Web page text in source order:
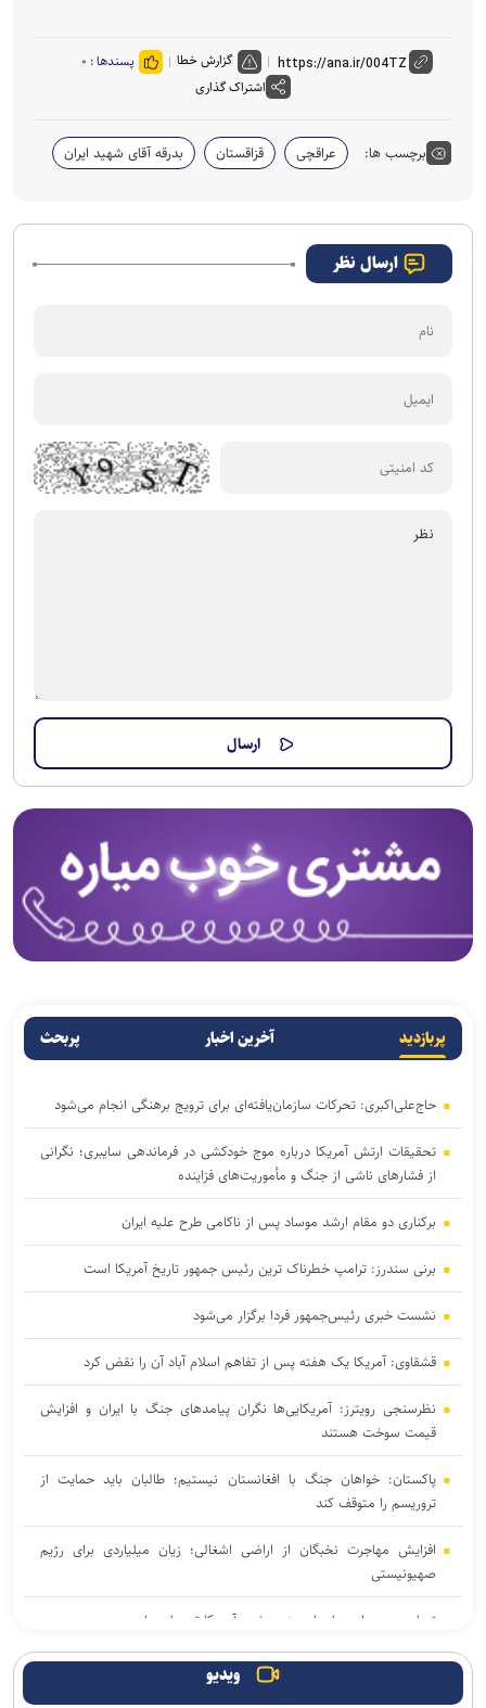
گزارش خطا پسندها : ۰
اشتراک گذاری
برچسب ها: عراقچی قزاقستان بدرقه آقای شهید ایران
ارسال نظر
پربازدید آخرین اخبار پربحث
حاج‌علی‌اکبری: تحرکات سازمان‌یافته‌ای برای ترویج برهنگی انجام می‌شود
تحقیقات ارتش آمریکا درباره موج خودکشی در فرماندهی سایبری؛ نگرانی
از فشار‌های ناشی از جنگ و مأموریت‌های فزاینده
برکناری دو مقام ارشد موساد پس از ناکامی طرح علیه ایران
برنی سندرز: ترامپ خطرناک‌ ترین رئیس‌ جمهور تاریخ آمریکا است
نشست خبری رئیس‌جمهور فردا برگزار می‌شود
قشقاوی: آمریکا یک هفته پس از تفاهم اسلام آباد آن را نقض کرد
نظرسنجی رویترز: آمریکایی‌ها نگران پیامد‌های جنگ با ایران و افزایش
قیمت سوخت هستند
پاکستان: خواهان جنگ با افغانستان نیستیم؛ طالبان باید حمایت از
تروریسم را متوقف کند
افزایش مهاجرت نخبگان از اراضی اشغالی؛ زیان میلیاردی برای رژیم
صهیونیستی
تصاویر جدید از پهپاد‌های منهدم‌شده آمریکا توسط سپاه
گفت‌وگوی تلفنی بن‌سلمان و مکرون درباره امنیت منطقه و آبراه‌های
ویدیو